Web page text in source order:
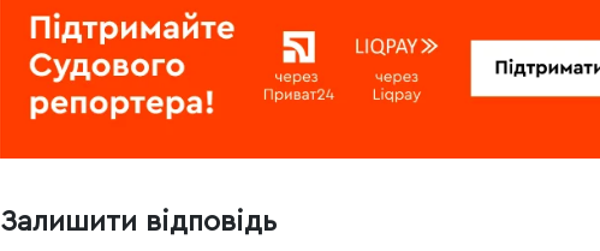
Залишити відповідь